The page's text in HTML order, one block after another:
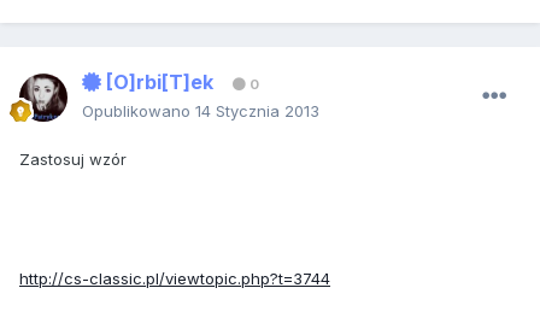
[O]rbi[T]ek 0
Opublikowano 14 Stycznia 2013
Zastosuj wzór
http://cs-classic.pl/viewtopic.php?t=3744